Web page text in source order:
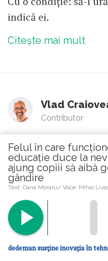
indică ei.
Citește mai mult
Vlad
Contributor
Un pastor
idei
„Un singur
tradițională”.
surprinderea
Felul în care
educație duce la
ajung copiii să aibă
gândire
Text: Oana Moraru/ Voce: Mihai
dedeman susține inovația în